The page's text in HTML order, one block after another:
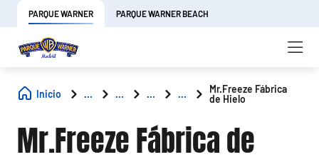
PARQUE WARNER PARQUE WARNER BEACH
Inicio ... ... ... ...
Mr.Freeze Fábrica
de Hielo
Mr.Freeze Fábrica de